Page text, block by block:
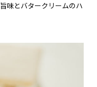
味とバタークリームのハ